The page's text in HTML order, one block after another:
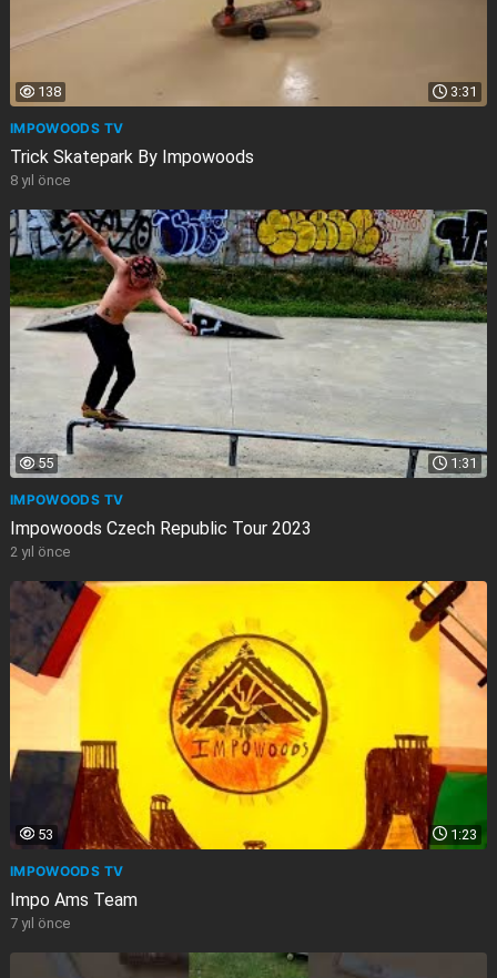
3:31
138
IMPOWOODS TV
Trick Skatepark By Impowoods
8 yıl önce
1:31
55
IMPOWOODS TV
Impowoods Czech Republic Tour 2023
2 yıl önce
1:23
53
IMPOWOODS TV
Impo Ams Team
7 yıl önce